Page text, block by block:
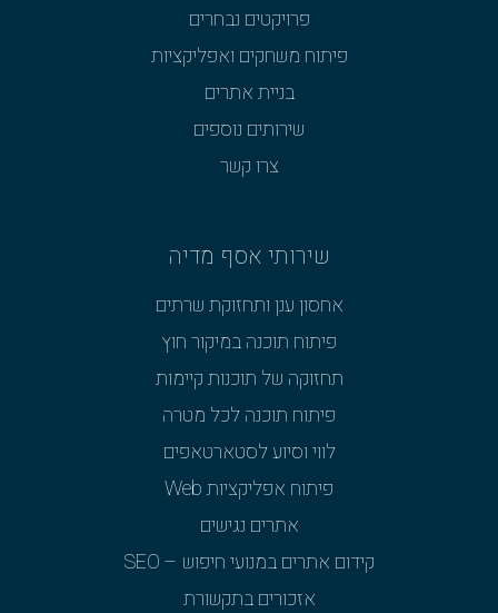
פרויקטים נבחרים
פיתוח משחקים ואפליקציות
בניית אתרים
שירותים נוספים
צרו קשר
שירותי אסף מדיה
אחסון ענן ותחזוקת שרתים
פיתוח תוכנה במיקור חוץ
תחזוקה של תוכנות קיימות
פיתוח תוכנה לכל מטרה
לווי וסיוע לסטארטאפים
פיתוח אפליקציות Web
אתרים נגישים
קידום אתרים במנועי חיפוש – SEO
אזכורים בתקשורת